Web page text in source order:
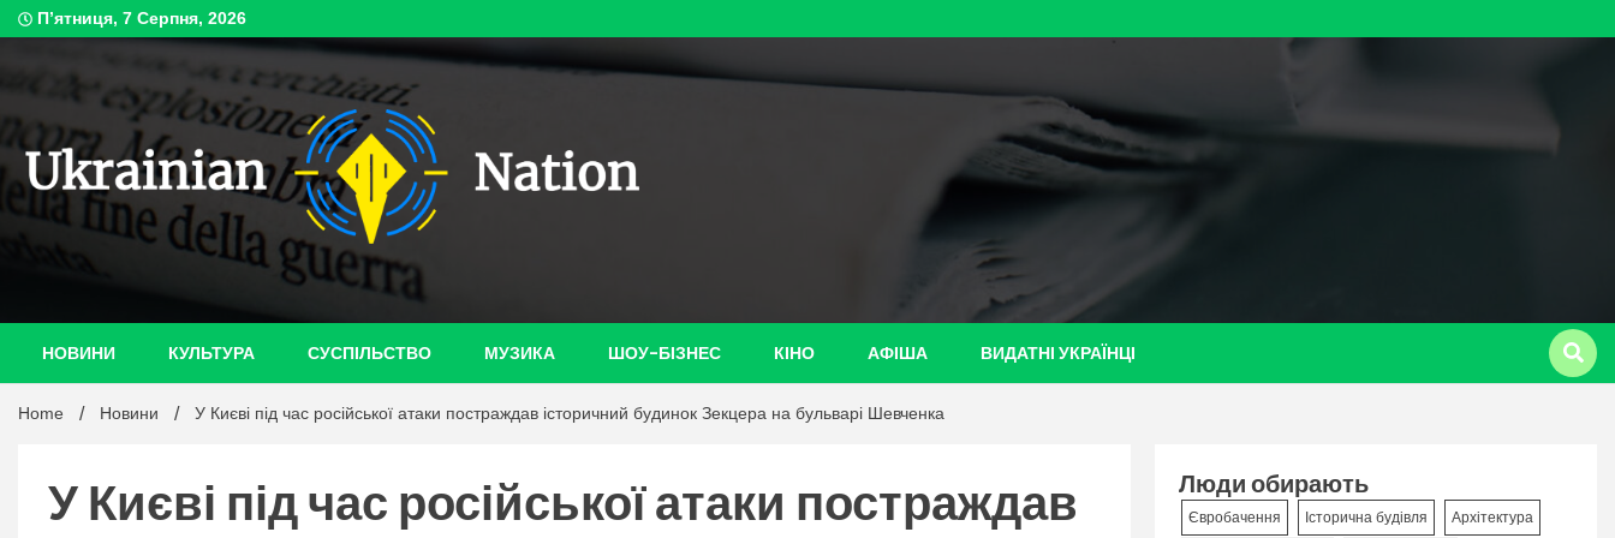
Skip
to
П’ятниця, 7 Серпня, 2026
ukrainian-
НОВИНИ КУЛЬТУРА СУСПІЛЬСТВО МУЗИКА ШОУ-БІЗНЕС КІНО АФІША ВИДАТНІ УКРАЇНЦІ
Home Новини У Києві під час російської атаки постраждав історичний будинок Зекцера на бульварі Шевченка
У Києві під час російської атаки постраждав
Люди обирають
Євробачення Історична будівля Архітектура